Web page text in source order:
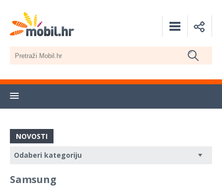
NOVOSTI
Samsung